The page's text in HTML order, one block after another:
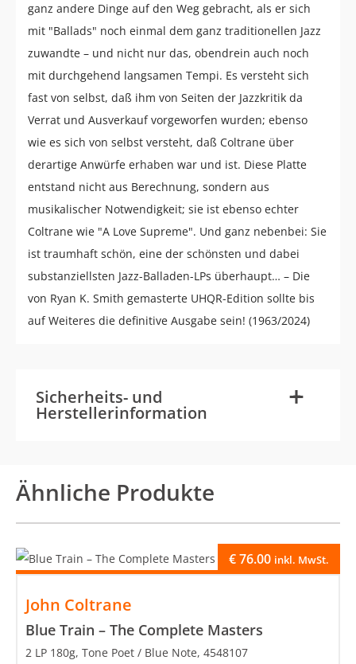
ganz andere Dinge auf den Weg gebracht, als er sich
mit "Ballads" noch einmal dem ganz traditionellen Jazz
zuwandte – und nicht nur das, obendrein auch noch
mit durchgehend langsamen Tempi. Es versteht sich
fast von selbst, daß ihm von Seiten der Jazzkritik da
Verrat und Ausverkauf vorgeworfen wurden; ebenso
wie es sich von selbst versteht, daß Coltrane über
derartige Anwürfe erhaben war und ist. Diese Platte
entstand nicht aus Berechnung, sondern aus
musikalischer Notwendigkeit; sie ist ebenso echter
Coltrane wie "A Love Supreme". Und ganz nebenbei: Sie
ist traumhaft schön, eine der schönsten und dabei
substanziellsten Jazz-Balladen-LPs überhaupt… – Die
von Ryan K. Smith gemasterte UHQR-Edition sollte bis
auf Weiteres die definitive Ausgabe sein! (1963/2024)
Sicherheits- und
Herstellerinformation +
-
Ähnliche Produkte
John Coltrane
Blue Train – The Complete Masters
€76.00 inkl. MwSt.
2 LP 180g, Tone Poet / Blue Note, 4548107